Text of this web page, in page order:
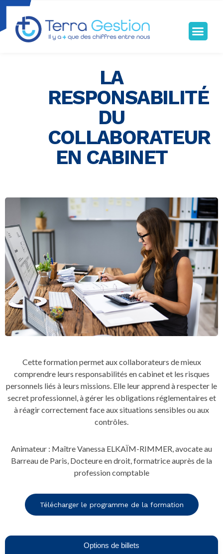
LA
RESPONSABILITÉ
DU
COLLABORATEUR
EN CABINET
Cette formation permet aux collaborateurs de mieux
comprendre leurs responsabilités en cabinet et les risques
personnels liés à leurs missions. Elle leur apprend à respecter le
secret professionnel, à gérer les obligations réglementaires et
à réagir correctement face aux situations sensibles ou aux
contrôles.
Animateur : Maître Vanessa ELKAÏM-RIMMER, avocate au
Barreau de Paris, Docteure en droit, formatrice auprès de la
profession comptable
Télécharger le programme de la formation
Options de billets